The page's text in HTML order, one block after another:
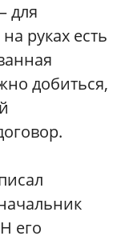
для
руках есть
добиться,
его